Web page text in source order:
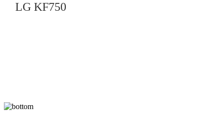
LG KF750